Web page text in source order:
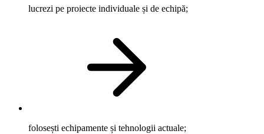
lucrezi pe proiecte individuale și de echipă;
folosești echipamente și tehnologii actuale;